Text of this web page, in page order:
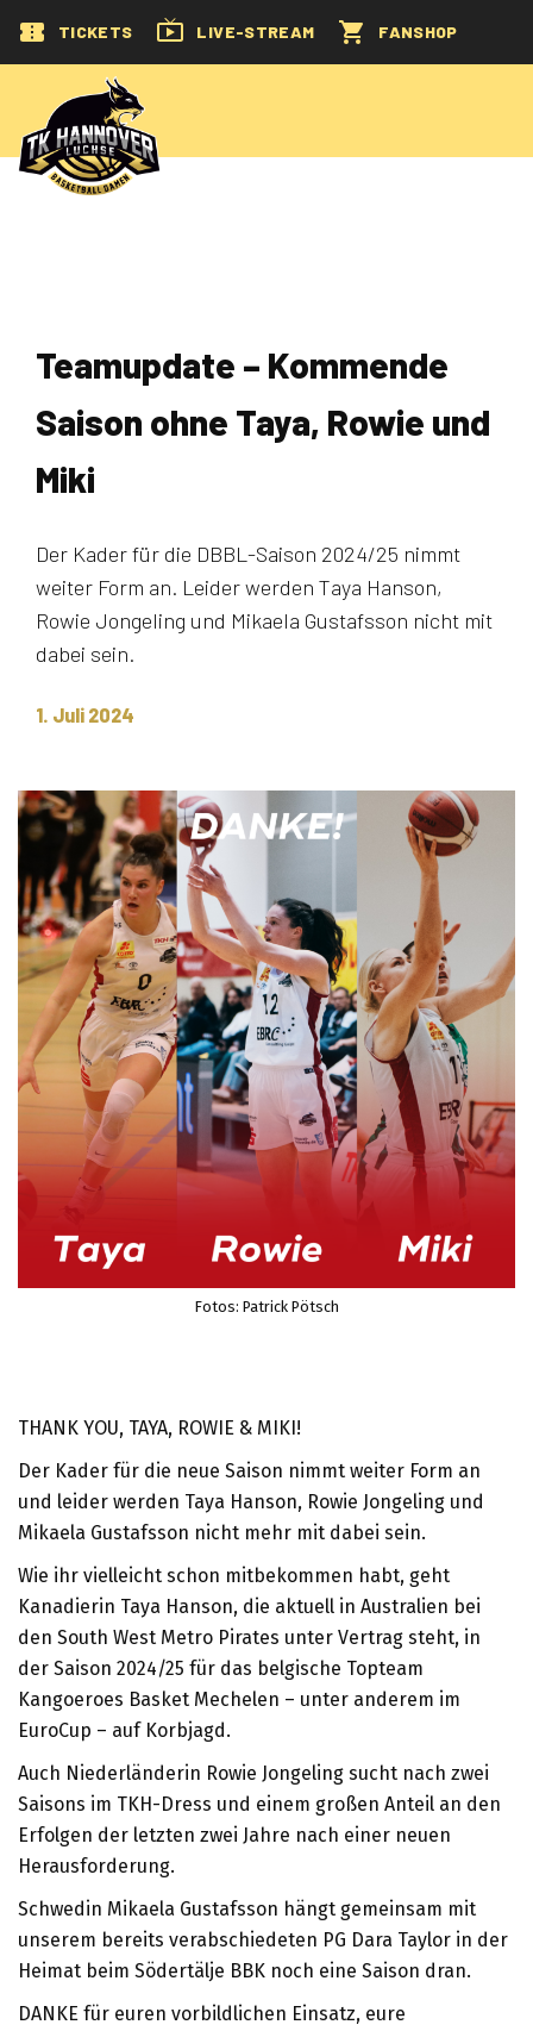
TICKETS LIVE-STREAM FANSHOP
Teamupdate – Kommende
Saison ohne Taya, Rowie und
Miki
Der Kader für die DBBL-Saison 2024/25 nimmt
weiter Form an. Leider werden Taya Hanson,
Rowie Jongeling und Mikaela Gustafsson nicht mit
dabei sein.
1. Juli 2024
Fotos: Patrick Pötsch
THANK YOU, TAYA, ROWIE & MIKI!
Der Kader für die neue Saison nimmt weiter Form an
und leider werden Taya Hanson, Rowie Jongeling und
Mikaela Gustafsson nicht mehr mit dabei sein.
Wie ihr vielleicht schon mitbekommen habt, geht
Kanadierin Taya Hanson, die aktuell in Australien bei
den South West Metro Pirates unter Vertrag steht, in
der Saison 2024/25 für das belgische Topteam
Kangoeroes Basket Mechelen – unter anderem im
EuroCup – auf Korbjagd.
Auch Niederländerin Rowie Jongeling sucht nach zwei
Saisons im TKH-Dress und einem großen Anteil an den
Erfolgen der letzten zwei Jahre nach einer neuen
Herausforderung.
Schwedin Mikaela Gustafsson hängt gemeinsam mit
unserem bereits verabschiedeten PG Dara Taylor in der
Heimat beim Södertälje BBK noch eine Saison dran.
DANKE für euren vorbildlichen Einsatz, eure